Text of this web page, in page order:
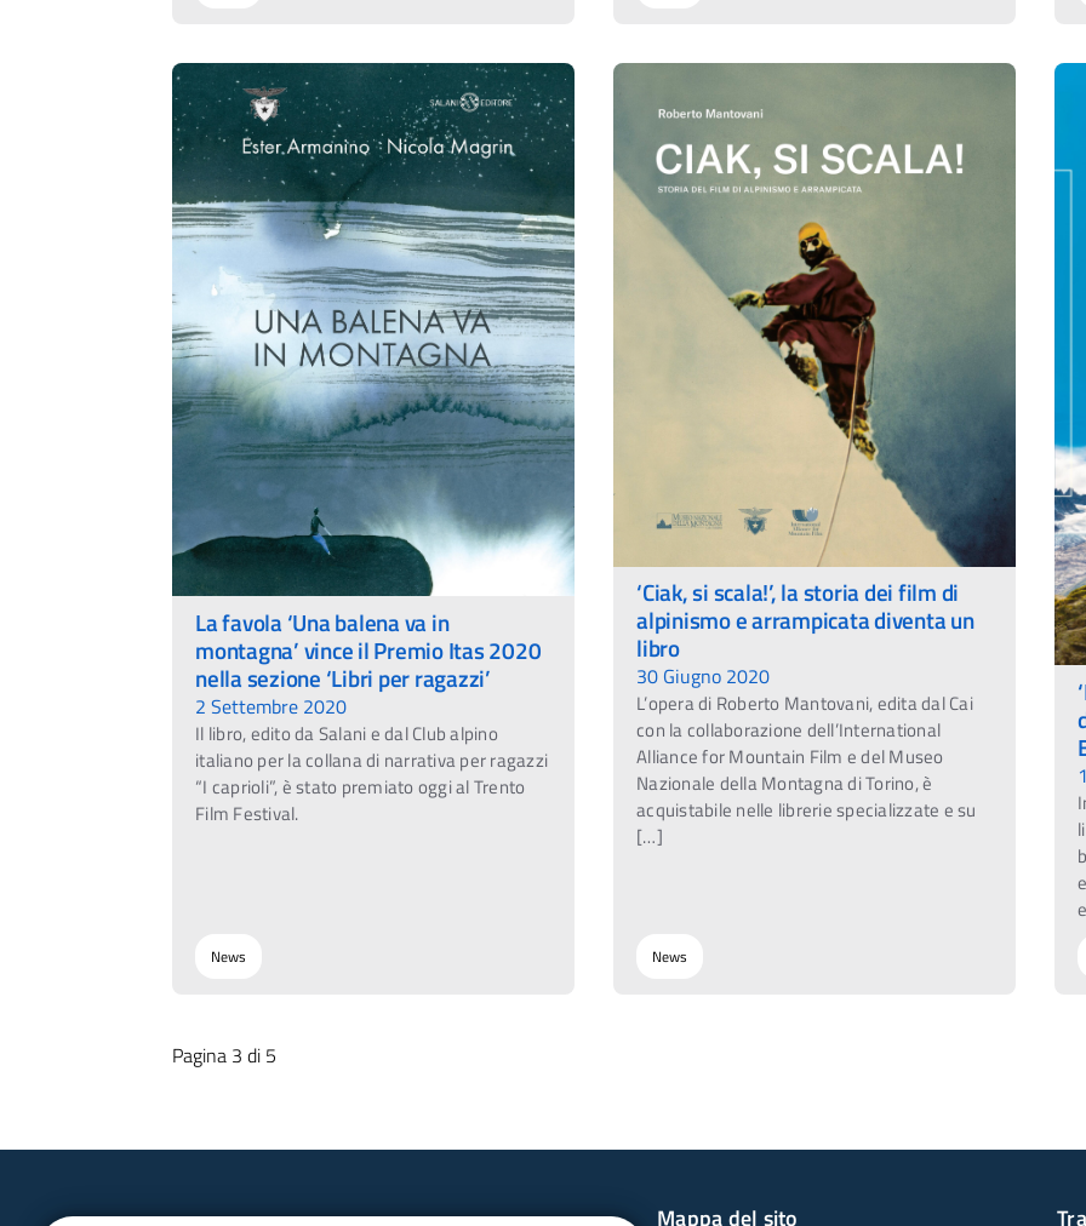
La favola ‘Una balena va in
montagna’ vince il Premio Itas 2020
nella sezione ‘Libri per ragazzi’
2 Settembre 2020
Il libro, edito da Salani e dal Club alpino
italiano per la collana di narrativa per ragazzi
“I caprioli”, è stato premiato oggi al Trento
Film Festival.
News
‘Ciak, si scala!’, la storia dei film di
alpinismo e arrampicata diventa un
libro
30 Giugno 2020
L’opera di Roberto Mantovani, edita dal Cai
con la collaborazione dell’International
Alliance for Mountain Film e del Museo
Nazionale della Montagna di Torino, è
acquistabile nelle librerie specializzate e su
[…]
News
Pagina 3 di 5
Mappa del sito